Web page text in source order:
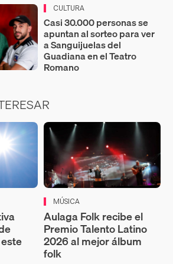
CULTURA
Casi 30.000 personas se
apuntan al sorteo para ver
a Sanguijuelas del
Guadiana en el Teatro
Romano
MÚSICA
Aulaga Folk recibe el
Premio Talento Latino
2026 al mejor álbum
folk